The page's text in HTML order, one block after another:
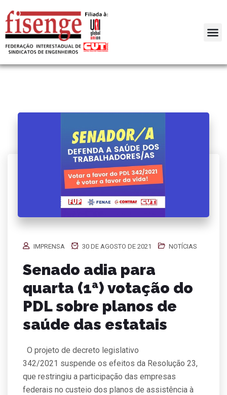
IMPRENSA 30 DE AGOSTO DE 2021 NOTÍCIAS
Senado adia para
quarta (1ª) votação do
PDL sobre planos de
saúde das estatais
O projeto de decreto legislativo
342/2021 suspende os efeitos da Resolução 23,
que restringiu a participação das empresas
federais no custeio dos planos de assistência à